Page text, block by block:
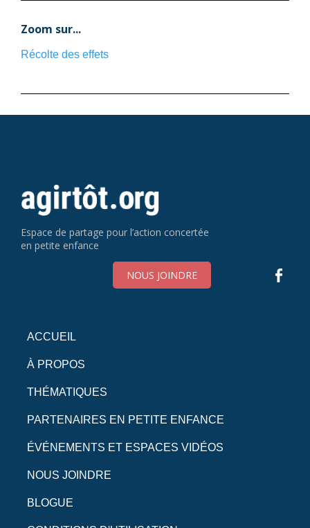
Zoom sur...
Récolte des effets
Espace de partage pour l’action concertée
en petite enfance
NOUS JOINDRE
ACCUEIL
À PROPOS
THÉMATIQUES
PARTENAIRES EN PETITE ENFANCE
ÉVÉNEMENTS ET ESPACES VIDÉOS
NOUS JOINDRE
BLOGUE